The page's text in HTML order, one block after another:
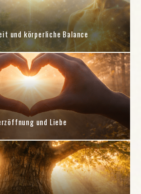
und körperliche Balance
und Liebe